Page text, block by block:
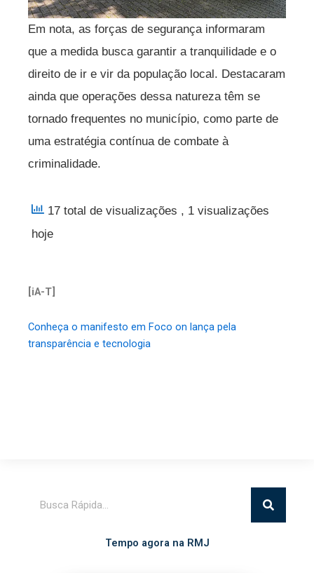
Em nota, as forças de segurança informaram
que a medida busca garantir a tranquilidade e o
direito de ir e vir da população local. Destacaram
ainda que operações dessa natureza têm se
tornado frequentes no município, como parte de
uma estratégia contínua de combate à
criminalidade.
17 total de visualizações , 1 visualizações
hoje
[iA-T]
Conheça o manifesto em Foco on lança pela
transparência e tecnologia
Tempo agora na RMJ